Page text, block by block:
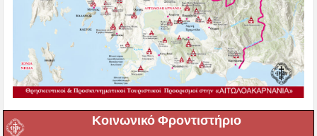
Κοινωνικό Φροντιστήριο